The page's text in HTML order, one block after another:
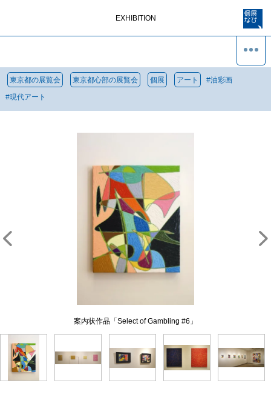
EXHIBITION
東京都の展覧会 東京都心部の展覧会 個展 アート #油彩画
#現代アート
案内状作品「Select of Gambling #6」
展示作品
福島原発に触発されて制作した新作
新作「Select of Gambling Mach6」
会場風景